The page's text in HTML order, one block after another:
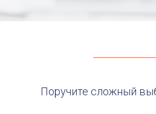
Поручите сложный